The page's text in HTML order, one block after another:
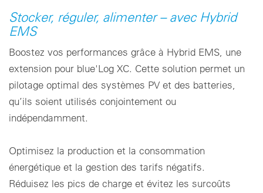
Stocker, réguler, alimenter – avec Hybrid
EMS
Boostez vos performances grâce à Hybrid EMS, une
extension pour blue'Log XC. Cette solution permet un
pilotage optimal des systèmes PV et des batteries,
qu’ils soient utilisés conjointement ou
indépendamment.
Optimisez la production et la consommation
énergétique et la gestion des tarifs négatifs.
Réduisez les pics de charge et évitez les surcoûts